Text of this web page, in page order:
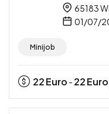
65183
01/07/
Minijob
22Euro - 22Euro